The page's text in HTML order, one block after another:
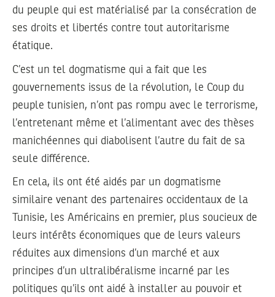
du peuple qui est matérialisé par la consécration de
ses droits et libertés contre tout autoritarisme
étatique.
C’est un tel dogmatisme qui a fait que les
gouvernements issus de la révolution, le Coup du
peuple tunisien, n’ont pas rompu avec le terrorisme,
l’entretenant même et l’alimentant avec des thèses
manichéennes qui diabolisent l’autre du fait de sa
seule différence.
En cela, ils ont été aidés par un dogmatisme
similaire venant des partenaires occidentaux de la
Tunisie, les Américains en premier, plus soucieux de
leurs intérêts économiques que de leurs valeurs
réduites aux dimensions d’un marché et aux
principes d’un ultralibéralisme incarné par les
politiques qu’ils ont aidé à installer au pouvoir et